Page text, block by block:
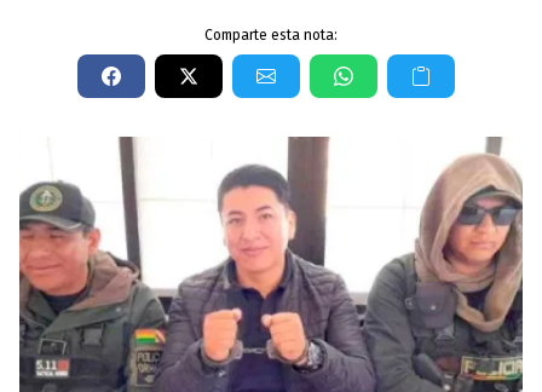
Comparte esta nota: